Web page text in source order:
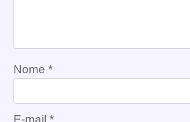
Nome *
E-mail *